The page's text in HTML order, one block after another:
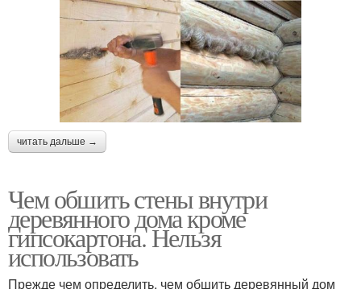
читать дальше →
Чем обшить стены внутри
деревянного дома кроме
гипсокартона. Нельзя
использовать
Прежде чем определить, чем обшить деревянный дом